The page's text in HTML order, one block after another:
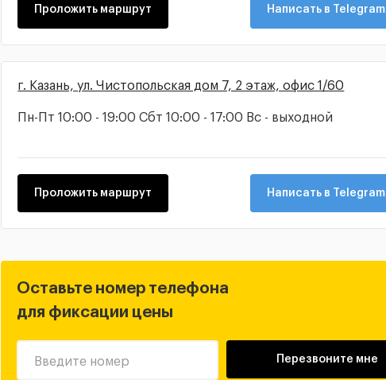
Проложить маршрут Написать в Telegram
г. Казань, ул. Чистопольская дом 7, 2 этаж, офис 1/60
Пн-Пт 10:00 - 19:00 Сбт 10:00 - 17:00 Вс - выходной
Проложить маршрут Написать в Telegram
Оставьте номер телефона
для фиксации цены
Введите номер Перезвоните мне